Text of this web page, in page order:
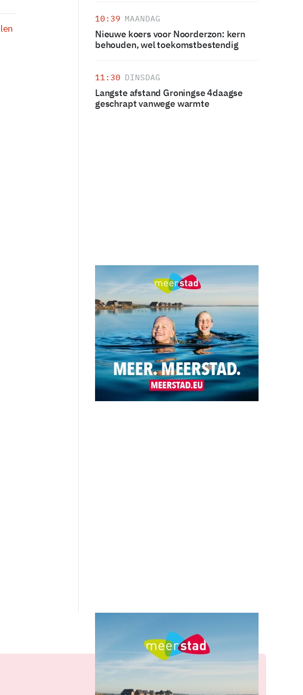
10:39 MAANDAG
Nieuwe koers voor Noorderzon: kern
behouden, wel toekomstbestendig
11:30 DINSDAG
Langste afstand Groningse 4daagse
geschrapt vanwege warmte